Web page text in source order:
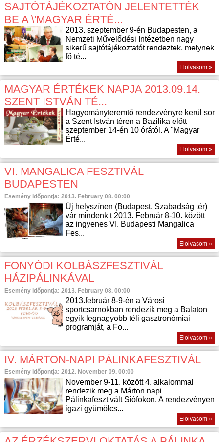
SAJTÓTÁJÉKOZTATÓN JELENTETTÉK
BE A \'MAGYAR ÉRTÉ...
2013. szeptember 9-én Budapesten, a
Nemzeti Művelődési Intézetben nagy
sikerű sajtótájékoztatót rendeztek, melynek
fő té...
Elolvasom »
MAGYAR ÉRTÉKEK NAPJA 2013.09.14.
SZENT ISTVÁN TÉ...
Hagyományteremtő rendezvényre kerül sor
a Szent István téren a Bazilika előtt
szeptember 14-én 10 órától. A "Magyar
Érté...
Elolvasom »
VI. MANGALICA FESZTIVÁL
BUDAPESTEN
Esemény időpontja: 2013. February 08. 00:00
Új helyszínen (Budapest, Szabadság tér)
vár mindenkit 2013. Február 8-10. között
az ingyenes VI. Budapesti Mangalica
Fes...
Elolvasom »
FONYÓDI KOLBÁSZFESZTIVÁL
HÁZIPÁLINKÁVAL
Esemény időpontja: 2013. February 08. 00:00
2013.február 8-9-én a Városi
sportcsarnokban rendezik meg a Balaton
egyik legnagyobb téli gasztronómiai
programját, a Fo...
Elolvasom »
IV. MÁRTON-NAPI PÁLINKAFESZTIVÁL
Esemény időpontja: 2012. November 09. 00:00
November 9-11. között 4. alkalommal
rendezik meg a Márton napi
Pálinkafesztivált Siófokon. A rendezvényen
igazi gyümölcs...
Elolvasom »